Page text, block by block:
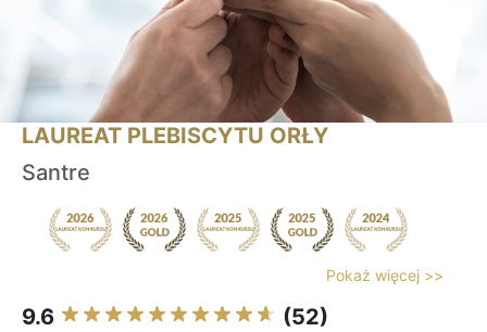
LAUREAT PLEBISCYTU ORŁY
Santre
Pokaż więcej >>
9.6 (52)